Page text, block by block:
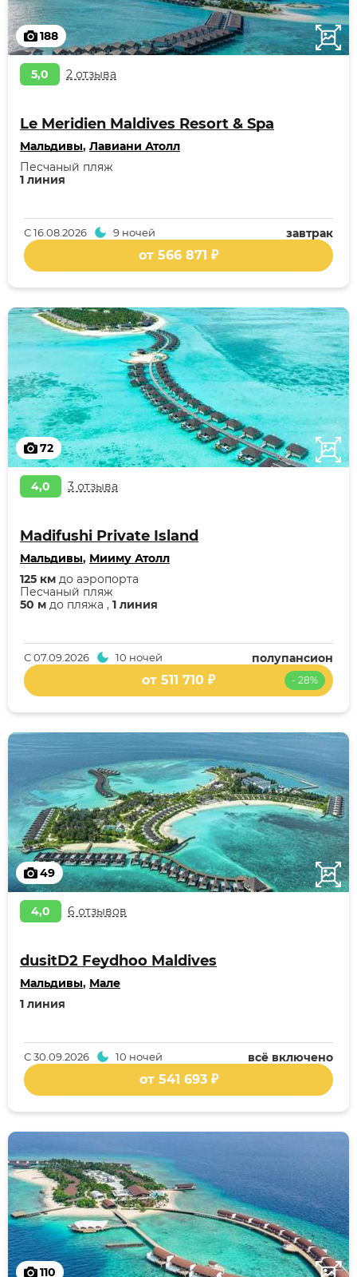
188
5,0 2 отзыва
Le Meridien Maldives Resort & Spa
Мальдивы, Лавиани Атолл
1 линия
Песчаный пляж
завтрак
С16.08.2026 9 ночей
от 566 871 ₽
72
4,0 3 отзыва
Madifushi Private Island
Мальдивы, Мииму Атолл
50 м до пляжа , 1 линия
Песчаный пляж
125 км до аэропорта
полупансион
С07.09.2026 10 ночей
- 28%
от 511 710 ₽
49
4,0 6 отзывов
dusitD2 Feydhoo Maldives
Мальдивы, Мале
1 линия
всё включено
С30.09.2026 10 ночей
от 541 693 ₽
110